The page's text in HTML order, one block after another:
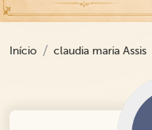
Início claudia maria Assis